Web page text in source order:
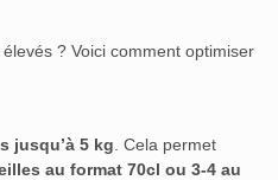
? Voici comment optimiser
jusqu’à 5 kg . Cela permet
au format 70cl ou 3-4 au